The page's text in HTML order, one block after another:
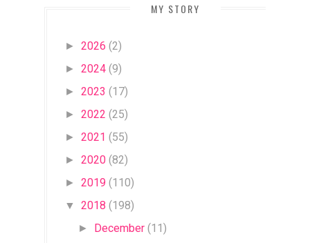
MY STORY
► 2026 (2)
► 2024 (9)
► 2023 (17)
► 2022 (25)
► 2021 (55)
► 2020 (82)
► 2019 (110)
▼ 2018 (198)
► December (11)